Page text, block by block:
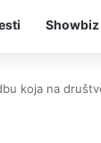
Showbiz
koja na